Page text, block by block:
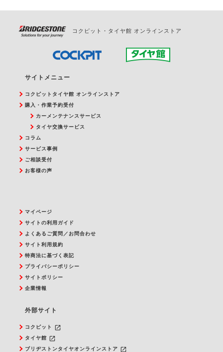
コクピット・タイヤ館 オンラインストア
サイトメニュー
コクピットタイヤ館 オンラインストア
購入・作業予約受付
カーメンテナンスサービス
タイヤ交換サービス
コラム
サービス事例
ご相談受付
お客様の声
マイページ
サイトの利用ガイド
よくあるご質問／お問合わせ
サイト利用規約
特商法に基づく表記
プライバシーポリシー
サイトポリシー
企業情報
外部サイト
コクピット launch
タイヤ館 launch
ブリヂストンタイヤオンラインストア launch